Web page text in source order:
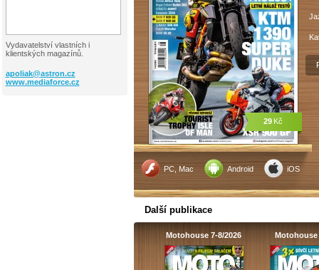
Vydavatelství vlastních i
klientských magazínů.
apoliak@astron.cz
www.mediaforce.cz
PC, Mac Android iOS
29 Kč
Další publikace
Motohouse 7-8/2026 Motohouse